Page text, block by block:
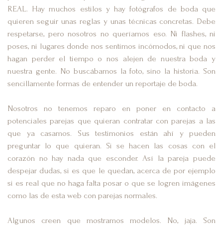
REAL. Hay muchos estilos y hay fotógrafos de boda que
quieren seguir unas reglas y unas técnicas concretas. Debe
respetarse, pero nosotros no queríamos eso. Ni flashes, ni
poses, ni lugares donde nos sentimos incómodos, ni que nos
hagan perder el tiempo o nos alejen de nuestra boda y
nuestra gente. No buscábamos la foto, sino la historia. Son
sencillamente formas de entender un reportaje de boda.
Nosotros no tenemos reparo en poner en contacto a
potenciales parejas que quieran contratar con parejas a las
que ya casamos. Sus testimonios están ahí y pueden
preguntar lo que quieran. Si se hacen las cosas con el
corazón no hay nada que esconder. Así la pareja puede
despejar dudas, si es que le quedan, acerca de por ejemplo
si es real que no haga falta posar o que se logren imágenes
como las de esta web con parejas normales.
Algunos creen que mostramos modelos. No, jaja. Son